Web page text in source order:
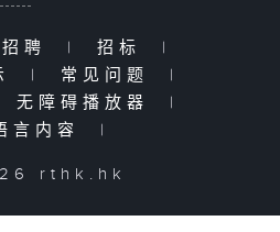
招聘 | 招标
|
| 常见问题
|
无障碍播放器
|
言内容
|
rthk.hk